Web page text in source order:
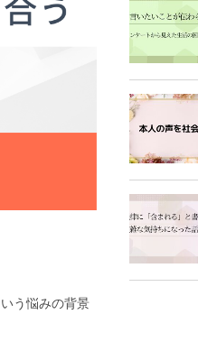
う悩みの背景